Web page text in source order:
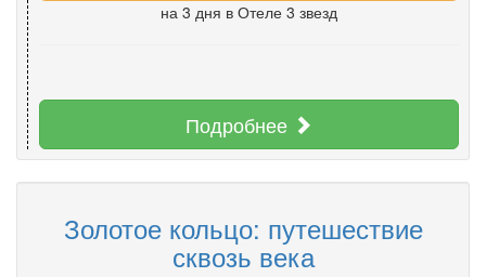
на 3 дня в Отеле 3 звезд
Подробнее
Золотое кольцо: путешествие
сквозь века